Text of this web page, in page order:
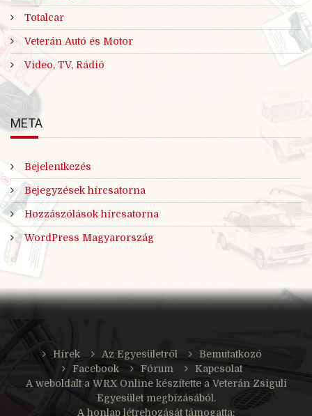
Totalcar
Veterán Autó és Motor
Video, TV, Rádió
META
Bejelentkezés
Bejegyzések hírcsatorna
Hozzászólások hírcsatorna
WordPress Magyarország
Hírek Az Egyesületről
Bemutatkozó
Facebook
Fórum
Kapcsolat
A weboldalt a WRX Onlinekészítette a Veterán Zsiguli
Egyesület megbízásából.
A honlap létrehozását támogatta: